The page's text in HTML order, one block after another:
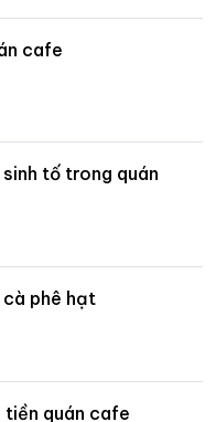
cafe
tố trong quán
cà phê hạt
tiền quán cafe